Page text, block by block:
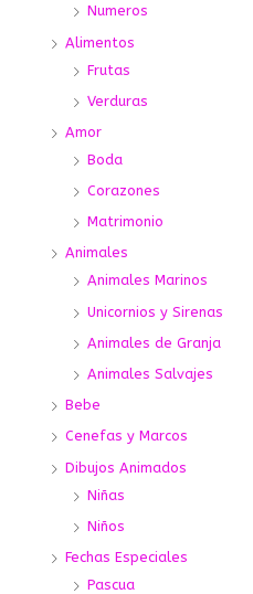
Numeros
Alimentos
Frutas
Verduras
Amor
Boda
Corazones
Matrimonio
Animales
Animales Marinos
Unicornios y Sirenas
Animales de Granja
Animales Salvajes
Bebe
Cenefas y Marcos
Dibujos Animados
Niñas
Niños
Fechas Especiales
Pascua